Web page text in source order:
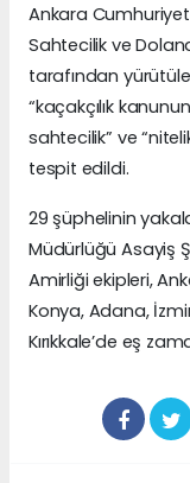
Ankara Cumhuriyet
Sahtecilik ve
tarafından
“kaçakçılık
sahtecilik” ve
tespit edildi.
29 şüphelinin
Müdürlüğü Asayiş
Amirliği ekipleri,
Konya, Adana,
Kırıkkale’de eş